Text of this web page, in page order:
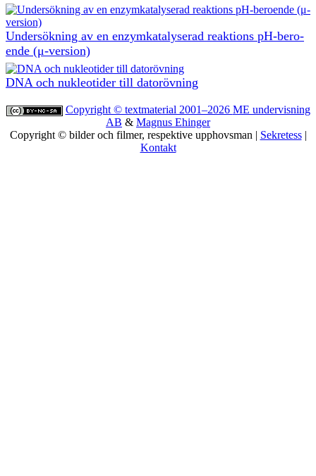
Undersökning av en en­zym­ka­ta­ly­se­rad re­ak­tions pH-be­ro­
en­de (μ-version)
DNA och nukleotider till datorövning
Copyright © textmaterial 2001–2026 ME undervisning
AB & Magnus Ehinger
Copyright © bilder och filmer, respektive upphovsman | Sekretess|
Kontakt